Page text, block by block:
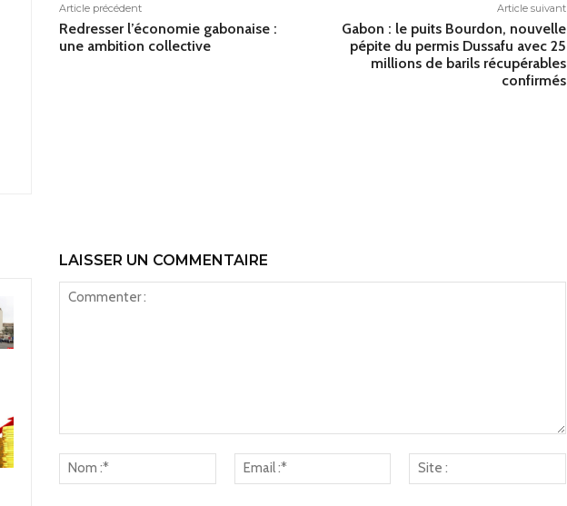
Article précédent
Redresser l’économie gabonaise :
une ambition collective
Article suivant
Gabon : le puits Bourdon, nouvelle
pépite du permis Dussafu avec 25
millions de barils récupérables
confirmés
LAISSER UN COMMENTAIRE
:*
Email
:*
: